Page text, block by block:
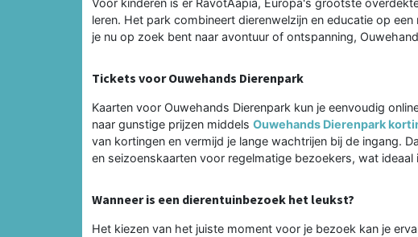
leren. Het park combineert dierenwelzijn en educatie op
je nu op zoek bent naar avontuur of ontspanning,
Tickets voor Ouwehands Dierenpark
Kaarten voor Ouwehands Dierenpark kun je eenvoudig
naar gunstige prijzen middels Ouwehands Dierenpark
van kortingen en vermijd je lange wachtrijen bij de ingang.
en seizoenskaarten voor regelmatige bezoekers, wat
Wanneer is een dierentuinbezoek het leukst?
Het kiezen van het juiste moment voor je bezoek kan je